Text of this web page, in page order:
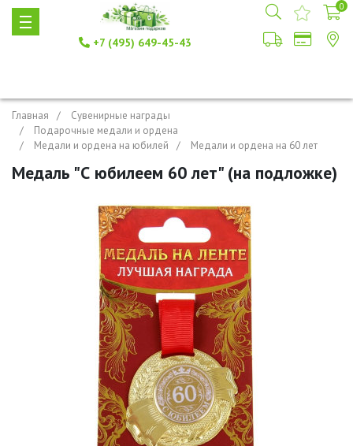
+7 (495) 649-45-43
0
Главная
Сувенирные награды
Подарочные медали и ордена
Медали и ордена на юбилей
Медали и ордена на 60 лет
Медаль "С юбилеем 60 лет" (на подложке)